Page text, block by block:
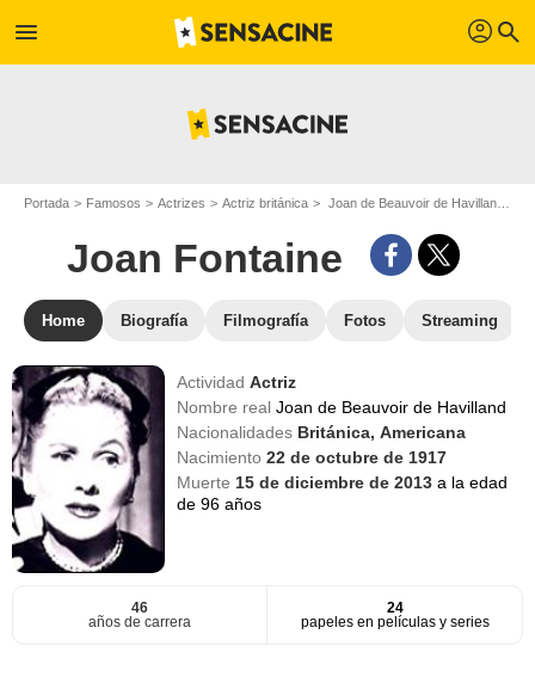
menu profil search
Portada Famosos Actrizes Actriz británica Joan de Beauvoir de Havilland - Apodo : Joan Fontaine
Joan Fontaine
Home Biografía Filmografía Fotos Streaming
ActividadActriz
Nombre realJoan de Beauvoir de Havilland
Nacionalidades Británica, Americana
Nacimiento22 de octubre de 1917
Muerte 15 de diciembre de 2013a la edad
de 96 años
46
años de carrera
24
papeles en películas y series